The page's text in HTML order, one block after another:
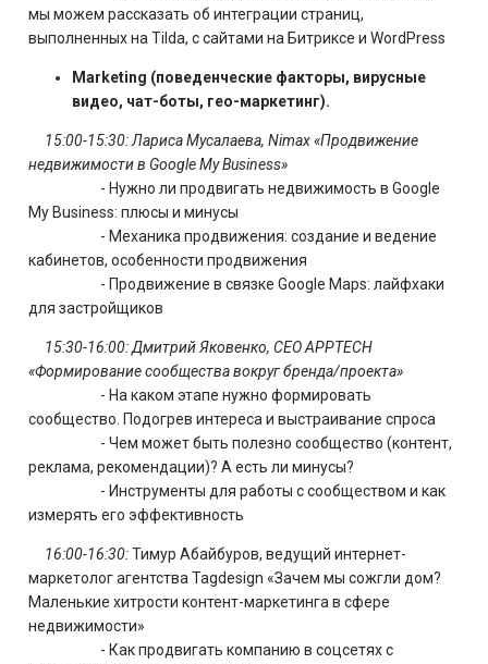
мы можем рассказать об интеграции страниц,
выполненных на Tilda, с сайтами на Битриксе и WordPress
Marketing (поведенческие факторы, вирусные
видео, чат-боты, гео-маркетинг).
15:00-15:30: Лариса Мусалаева, Nimax «Продвижение
недвижимости в Google My Business»
- Нужно ли продвигать недвижимость в Google
My Business: плюсы и минусы
- Механика продвижения: создание и ведение
кабинетов, особенности продвижения
- Продвижение в связке Google Maps: лайфхаки
для застройщиков
15:30-16:00:Дмитрий Яковенко, CEO APPTECH
«Формирование сообщества вокруг бренда/проекта»
- На каком этапе нужно формировать
сообщество. Подогрев интереса и выстраивание спроса
- Чем может быть полезно сообщество (контент,
реклама, рекомендации)? А есть ли минусы?
- Инструменты для работы с сообществом и как
измерять его эффективность
16:00-16:30:Тимур Абайбуров, ведущий интернет-
маркетолог агентства Tagdesign «Зачем мы сожгли дом?
Маленькие хитрости контент-маркетинга в сфере
недвижимости»
- Как продвигать компанию в соцсетях с